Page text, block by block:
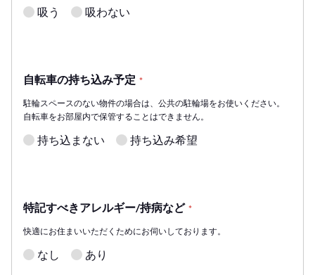
吸う 吸わない
自転車の持ち込み予定 *
駐輪スペースのない物件の場合は、公共の駐輪場をお使いください。
自転車をお部屋内で保管することはできません。
持ち込まない 持ち込み希望
特記すべきアレルギー/持病など *
快適にお住まいいただくためにお伺いしております。
なし あり